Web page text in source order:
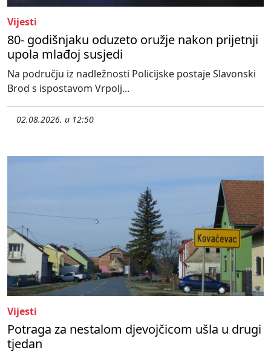
Vijesti
80- godišnjaku oduzeto oružje nakon prijetnji
upola mlađoj susjedi
Na području iz nadležnosti Policijske postaje Slavonski
Brod s ispostavom Vrpolj...
02.08.2026. u 12:50
Vijesti
Potraga za nestalom djevojčicom ušla u drugi
tjedan